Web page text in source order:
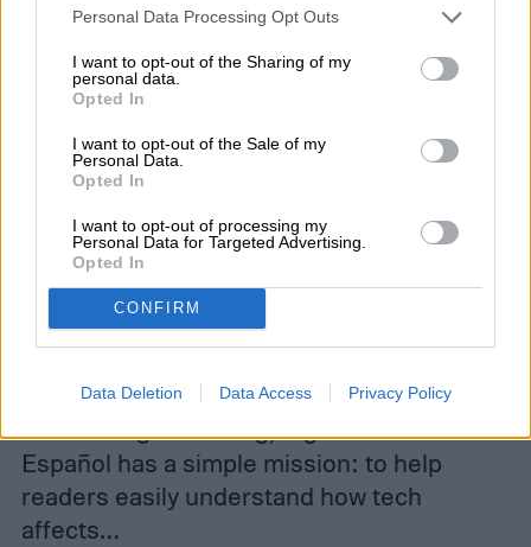
Personal Data Processing Opt Outs
I want to opt-out of the Sharing of my
personal data.
Opted In
I want to opt-out of the Sale of my
Personal Data.
Opted In
I want to opt-out of processing my
Personal Data for Targeted Advertising.
Opted In
CONFIRM
Data Deletion Data Access Privacy Policy
pero todavía se encuentra en desarrollo.
*Actualizada el 3 de abril de 2020 con
detalles del gobierno español
Digital Trends
Español
Former Digital Trends Contributor
Like its English sibling, Digital Trends
Español has a simple mission: to help
readers easily understand how tech
affects…